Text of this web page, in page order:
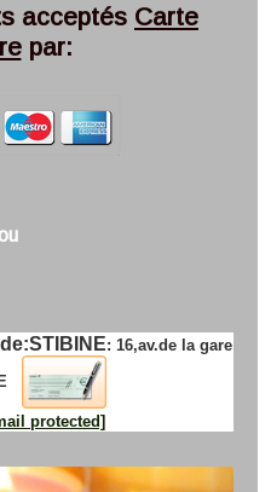
acceptés Carte
par:
STIBINE: 16,av.de la gare
protected]